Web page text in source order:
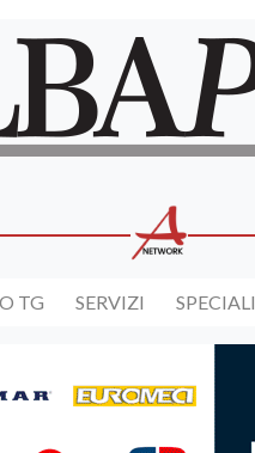
TG SERVIZI SPECIALI